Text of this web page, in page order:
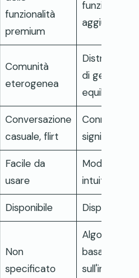
funzionalità
premium
funzionalità
aggiuntive
Comunità
eterogenea
Distribuzione
di genere
equilibrata
Conversazione
casuale, flirt
Connessioni
significative
Facile da
usare
Moderno e
intuitivo
Disponibile Disponibile
Non
specificato
Algoritmo
basato